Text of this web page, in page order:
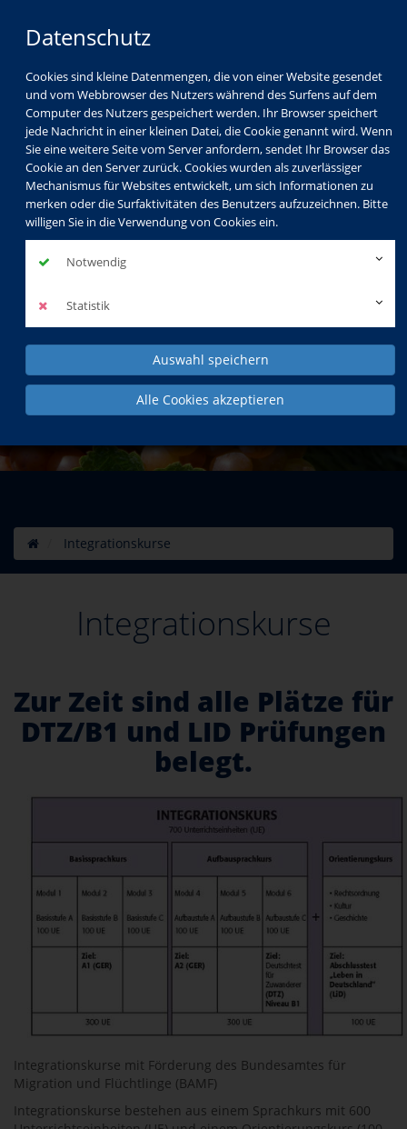
Datenschutz
Cookies sind kleine Datenmengen, die von einer Website gesendet
und vom Webbrowser des Nutzers während des Surfens auf dem
Computer des Nutzers gespeichert werden. Ihr Browser speichert
jede Nachricht in einer kleinen Datei, die Cookie genannt wird. Wenn
Sie eine weitere Seite vom Server anfordern, sendet Ihr Browser das
Cookie an den Server zurück. Cookies wurden als zuverlässiger
Mechanismus für Websites entwickelt, um sich Informationen zu
merken oder die Surfaktivitäten des Benutzers aufzuzeichnen. Bitte
willigen Sie in die Verwendung von Cookies ein.
Notwendig
Statistik
Auswahl speichern
Alle Cookies akzeptieren
Gesellschaft Kultur
Gesundheit
Sprachen
Beruf & EDV
Kids & Teens
Integrationskurse
Integrationskurse
Zur Zeit sind alle Plätze für
DTZ/B1 und LID Prüfungen
belegt.
Integrationskurse mit Förderung des Bundesamtes für
Migration und Flüchtlinge (BAMF)
Integrationskurse bestehen aus einem Sprachkurs mit 600